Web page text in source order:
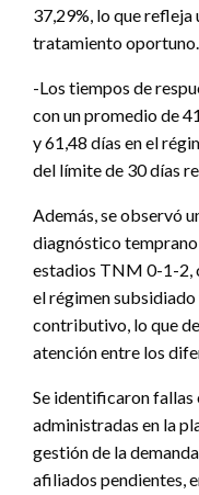
37,29%, lo que
tratamiento oportuno.
-Los tiempos de
con un promedio de
y 61,48 días en el
del límite de 30 días
Además, se observó
diagnóstico
estadios TNM 0-1-2,
el régimen
contributivo, lo que
atención entre los
Se identificaron fallas
administradas en la
gestión de la
afiliados pendientes,